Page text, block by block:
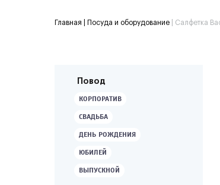
Главная | Посуда и оборудование Салфетка
Повод
КОРПОРАТИВ
СВАДЬБА
ДЕНЬ РОЖДЕНИЯ
ЮБИЛЕЙ
ВЫПУСКНОЙ